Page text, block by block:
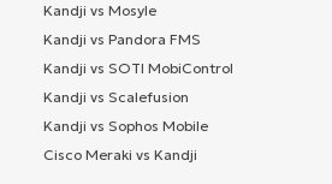
Kandji vs Mosyle
Kandji vs Pandora FMS
Kandji vs SOTI MobiControl
Kandji vs Scalefusion
Kandji vs Sophos Mobile
Cisco Meraki vs Kandji